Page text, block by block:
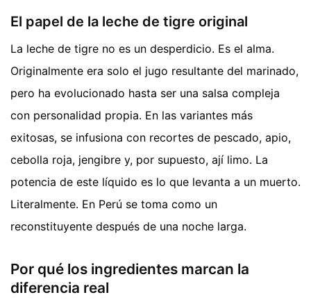
El papel de la leche de tigre original
La leche de tigre no es un desperdicio. Es el alma.
Originalmente era solo el jugo resultante del marinado,
pero ha evolucionado hasta ser una salsa compleja
con personalidad propia. En las variantes más
exitosas, se infusiona con recortes de pescado, apio,
cebolla roja, jengibre y, por supuesto, ají limo. La
potencia de este líquido es lo que levanta a un muerto.
Literalmente. En Perú se toma como un
reconstituyente después de una noche larga.
Por qué los ingredientes marcan la
diferencia real